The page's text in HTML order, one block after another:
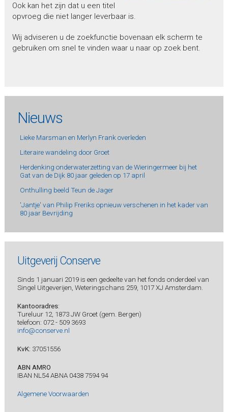
Ook kan het zijn dat u een titel
opvroeg die niet langer leverbaar is.
Wij adviseren u de zoekfunctie bovenaan elk scherm te
gebruiken om snel te vinden waar u naar op zoek bent.
Nieuws
Lieke Marsman en Merlyn Frank overleden
Literaire wandeling door Groet
Herdenking onderwaterzetting van de Wieringermeer bij het
Gat van de Dijk 80 jaar geleden op 17 april
Onthulling beeld Teun de Jager
'Jantje' van Philip Freriks opnieuw verschenen in het kader van
80 jaar Bevrijding
Uitgeverij Conserve
Sinds 1 januari 2019 is een gedeelte van het fonds onderdeel van
Singel Uitgeverijen, Weteringschans 259, 1017 XJ Amsterdam.
Kantooradres:
Tureluur 12, 1873 JW Groet (gem. Bergen)
telefoon: 072 - 509 3693
info@conserve.nl
KvK: 37051556
ABN AMRO
IBAN NL54 ABNA 0438 7594 94
Algemene Voorwaarden